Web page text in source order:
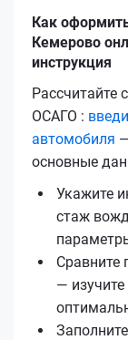
Как
Кемерово
инструкция
Рассчитайте
ОСАГО :
автомобиля
основные
Укажите
стаж
Сравните
—